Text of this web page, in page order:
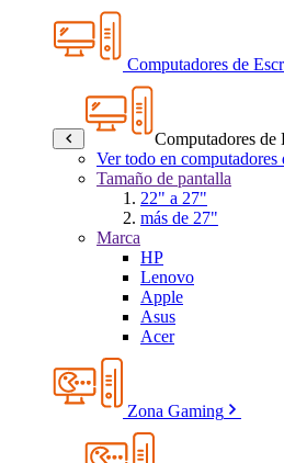
Computadores de
Computadores
Ver todo en
Tamaño de pantalla
22" a 27"
más de 27"
Marca
HP
Lenovo
Apple
Asus
Acer
Zona Gaming